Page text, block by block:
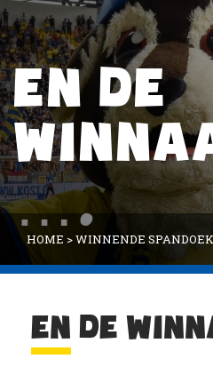
EN DE
….
HOME >WINNENDE SPANDOEK
EN DE